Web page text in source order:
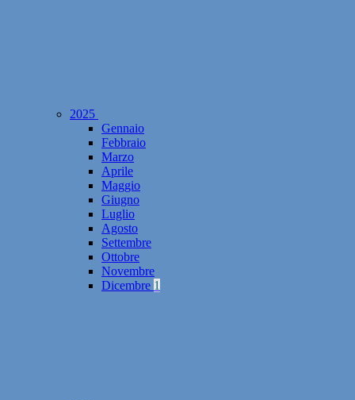
2025
Gennaio
Febbraio
Marzo
Aprile
Maggio
Giugno
Luglio
Agosto
Settembre
Ottobre
Novembre
Dicembre 1